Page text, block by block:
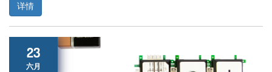
详情
23
六月